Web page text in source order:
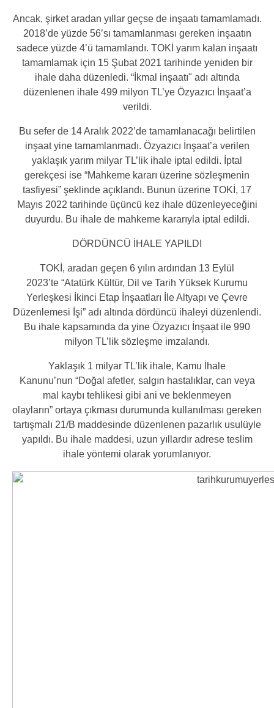
Ancak, şirket aradan yıllar geçse de inşaatı tamamlamadı.
2018’de yüzde 56’sı tamamlanması gereken inşaatın
sadece yüzde 4’ü tamamlandı. TOKİ yarım kalan inşaatı
tamamlamak için 15 Şubat 2021 tarihinde yeniden bir
ihale daha düzenledi. “İkmal inşaatı" adı altında
düzenlenen ihale 499 milyon TL’ye Özyazıcı İnşaat’a
verildi.
Bu sefer de 14 Aralık 2022’de tamamlanacağı belirtilen
inşaat yine tamamlanmadı. Özyazıcı İnşaat’a verilen
yaklaşık yarım milyar TL’lik ihale iptal edildi. İptal
gerekçesi ise “Mahkeme kararı üzerine sözleşmenin
tasfiyesi” şeklinde açıklandı. Bunun üzerine TOKİ, 17
Mayıs 2022 tarihinde üçüncü kez ihale düzenleyeceğini
duyurdu. Bu ihale de mahkeme kararıyla iptal edildi.
DÖRDÜNCÜ İHALE YAPILDI
TOKİ, aradan geçen 6 yılın ardından 13 Eylül
2023’te “Atatürk Kültür, Dil ve Tarih Yüksek Kurumu
Yerleşkesi İkinci Etap İnşaatları İle Altyapı ve Çevre
Düzenlemesi İşi” adı altında dördüncü ihaleyi düzenlendi.
Bu ihale kapsamında da yine Özyazıcı İnşaat ile 990
milyon TL’lik sözleşme imzalandı.
Yaklaşık 1 milyar TL’lik ihale, Kamu İhale
Kanunu’nun “Doğal afetler, salgın hastalıklar, can veya
mal kaybı tehlikesi gibi ani ve beklenmeyen
olayların” ortaya çıkması durumunda kullanılması gereken
tartışmalı 21/B maddesinde düzenlenen pazarlık usulüyle
yapıldı. Bu ihale maddesi, uzun yıllardır adrese teslim
ihale yöntemi olarak yorumlanıyor.